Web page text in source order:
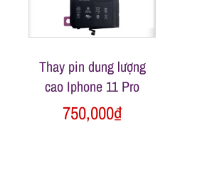
t
M
Thay pin dung lượng
cao Iphone 11 Pro
750,000₫